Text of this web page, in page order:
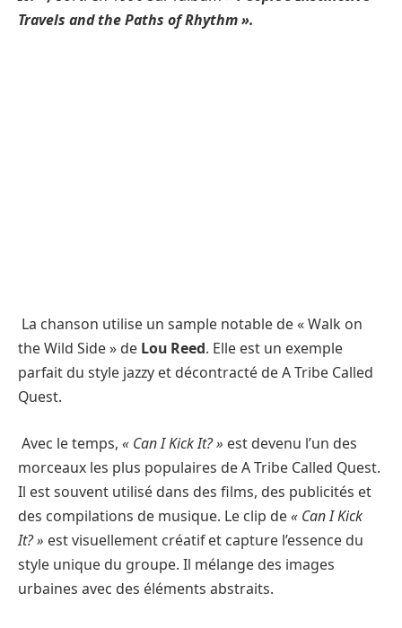
Travels and the Paths of Rhythm ».
La chanson utilise un sample notable de « Walk on
the Wild Side » de Lou Reed. Elle est un exemple
parfait du style jazzy et décontracté de A Tribe Called
Quest.
Avec le temps, « Can I Kick It? » est devenu l’un des
morceaux les plus populaires de A Tribe Called Quest.
Il est souvent utilisé dans des films, des publicités et
des compilations de musique. Le clip de« Can I Kick
It? » est visuellement créatif et capture l’essence du
style unique du groupe. Il mélange des images
urbaines avec des éléments abstraits.